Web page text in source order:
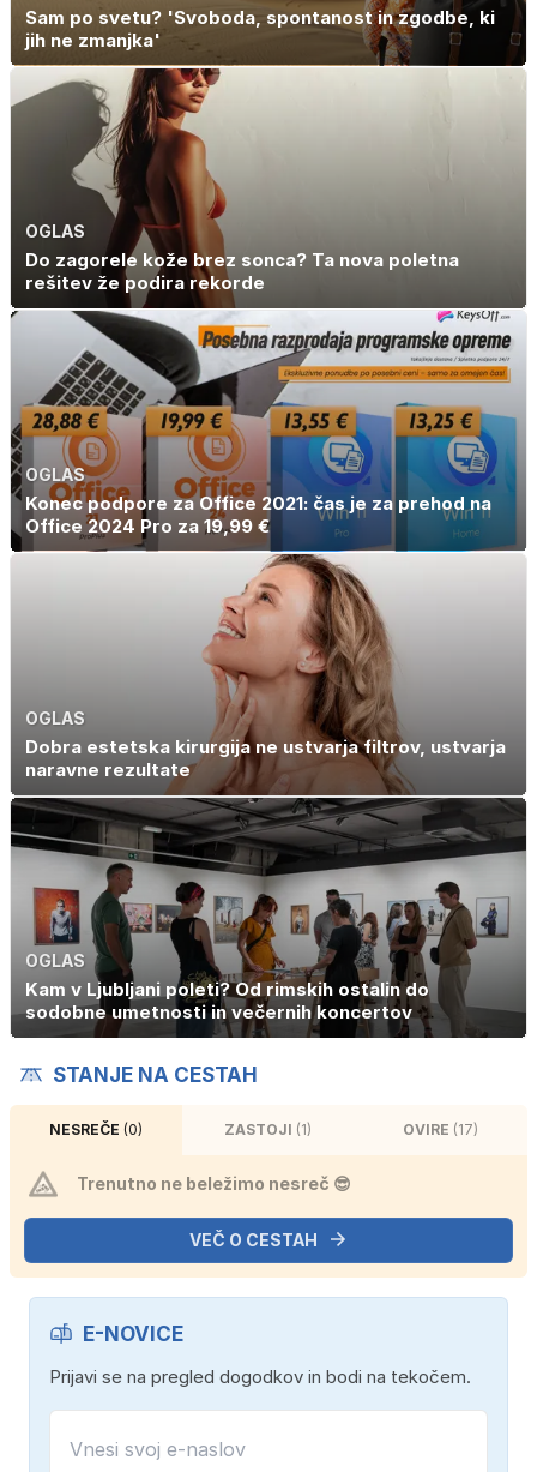
Sam po svetu? 'Svoboda, spontanost in zgodbe, ki
jih ne zmanjka'
OGLAS
Do zagorele kože brez sonca? Ta nova poletna
rešitev že podira rekorde
OGLAS
Konec podpore za Office 2021: čas je za prehod na
Office 2024 Pro za 19,99 €
OGLAS
Dobra estetska kirurgija ne ustvarja filtrov, ustvarja
naravne rezultate
OGLAS
Kam v Ljubljani poleti? Od rimskih ostalin do
sodobne umetnosti in večernih koncertov
STANJE NA CESTAH
NESREČE (0) ZASTOJI (1) OVIRE (17)
Trenutno ne beležimo nesreč 😎
VEČ O CESTAH
E-NOVICE
Prijavi se na pregled dogodkov in bodi na tekočem.